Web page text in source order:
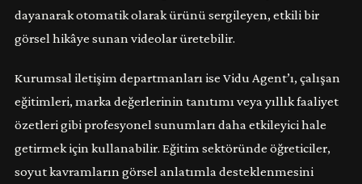
dayanarak otomatik olarak ürünü sergileyen, etkili bir
görsel hikâye sunan videolar üretebilir.
Kurumsal iletişim departmanları ise Vidu Agent’ı, çalışan
eğitimleri, marka değerlerinin tanıtımı veya yıllık faaliyet
özetleri gibi profesyonel sunumları daha etkileyici hale
getirmek için kullanabilir. Eğitim sektöründe öğreticiler,
soyut kavramların görsel anlatımla desteklenmesini